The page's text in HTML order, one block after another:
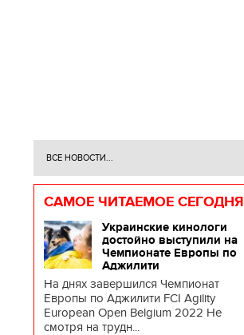
ВСЕ НОВОСТИ...
САМОЕ ЧИТАЕМОЕ СЕГОДНЯ
Украинские кинологи
достойно выступили на
Чемпионате Европы по
Аджилити
На днях завершился Чемпионат
Европы по Аджилити FCI Agility
European Open Belgium 2022 Не
смотря на трудн...